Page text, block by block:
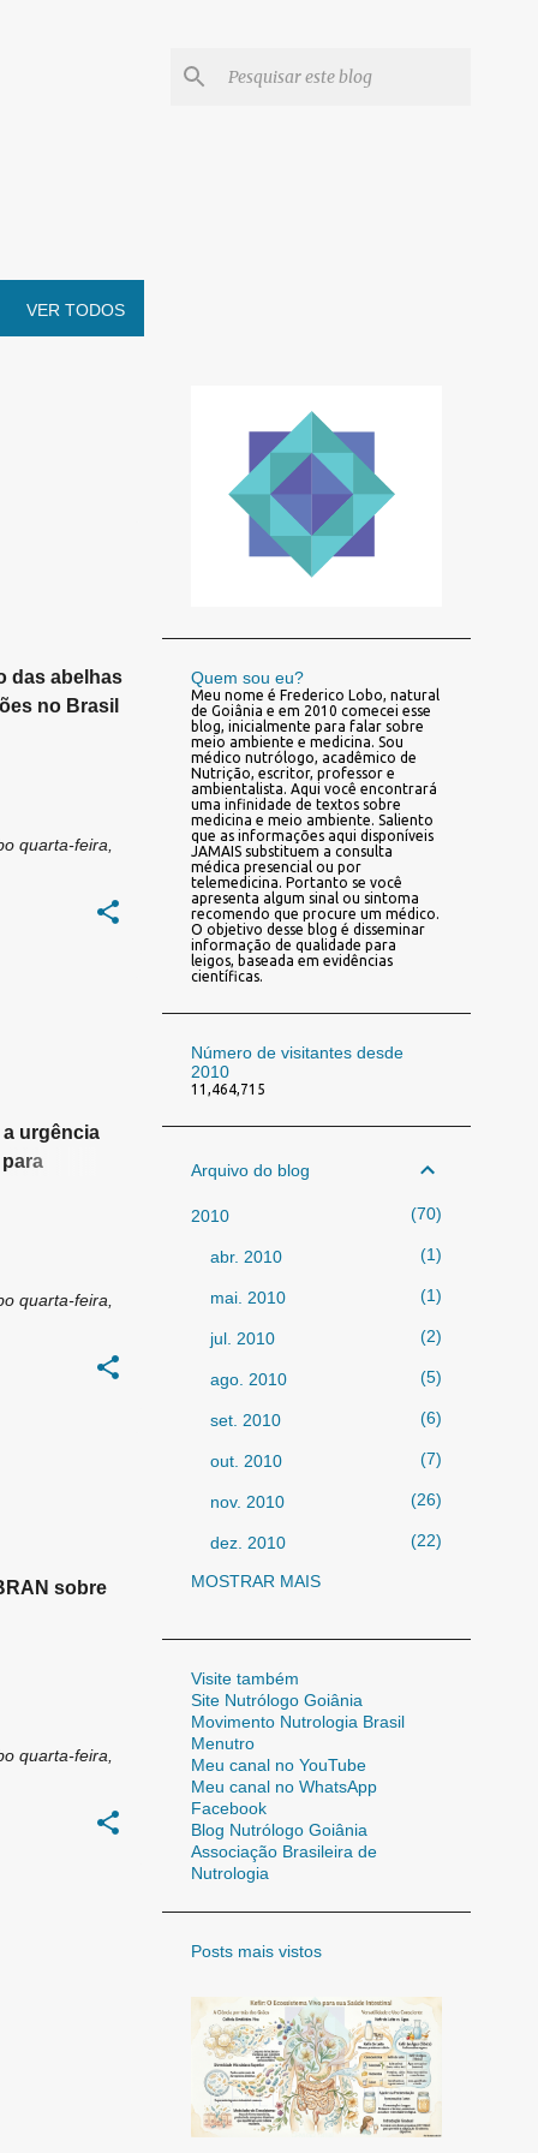
VER TODOS
das abelhas
no Brasil
quarta-feira,
urgência
quarta-feira,
sobre
quarta-feira,
Quem sou eu?
Meu nome é Frederico Lobo, natural
de Goiânia e em 2010 comecei esse
blog, inicialmente para falar sobre
meio ambiente e medicina. Sou
médico nutrólogo, acadêmico de
Nutrição, escritor, professor e
ambientalista. Aqui você encontrará
uma infinidade de textos sobre
medicina e meio ambiente. Saliento
que as informações aqui disponíveis
JAMAIS substituem a consulta
médica presencial ou por
telemedicina. Portanto se você
apresenta algum sinal ou sintoma
recomendo que procure um médico.
O objetivo desse blog é disseminar
informação de qualidade para
leigos, baseada em evidências
científicas.
Número de visitantes desde
2010
11,464,715
Arquivo do blog
2010 70
abr. 2010 1
mai. 2010 1
jul. 2010 2
ago. 2010 5
set. 2010 6
out. 2010 7
nov. 2010 26
dez. 2010 22
2011
mar. 2011
abr. 2011
mai. 2011
jun. 2011
jul. 2011
ago. 2011 22
set. 2011
nov. 2011 12
dez. 2011 19
2012 111
MOSTRAR MAIS
Visite também
Site Nutrólogo Goiânia
Movimento Nutrologia Brasil
Menutro
Meu canal no YouTube
Meu canal no WhatsApp
Facebook
Blog Nutrólogo Goiânia
Associação Brasileira de
Nutrologia
Posts mais vistos